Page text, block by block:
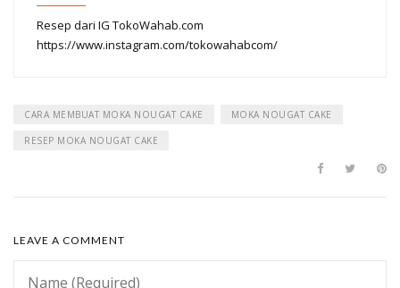
Resep dari IG TokoWahab.com
https://www.instagram.com/tokowahabcom/
CARA MEMBUAT MOKA NOUGAT CAKE MOKA NOUGAT CAKE
RESEP MOKA NOUGAT CAKE
LEAVE A COMMENT